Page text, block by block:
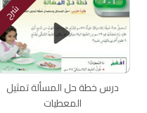
شرح
درس خطة حل المسألة تمثيل
المعطيات